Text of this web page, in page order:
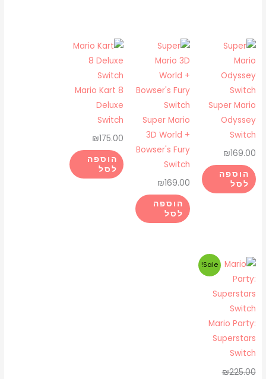
Super Mario
Odyssey
Switch
₪169.00
הוספה
לסל
Super Mario
3D World +
Bowser's Fury
Switch
₪169.00
הוספה
לסל
Mario Kart 8
Deluxe
Switch
₪175.00
הוספה
לסל
Mario Party:
Superstars
Switch
Sale!
₪225.00
המחיר
המקורי
היה:
₪225.00.
המחיר
הנוכחי
הוא: